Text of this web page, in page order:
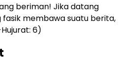
beriman! Jika datang
membawa suatu berita,
6)